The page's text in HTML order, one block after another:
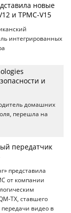
новые
и TPMC-V15
интегрированных
и
домашних
перешла на
передатчик
представила
от компании
TX, ставшего
видео в